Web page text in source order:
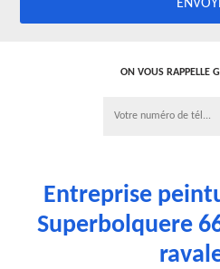
ON VOUS RAPPELLE
Entreprise
Superbolquere